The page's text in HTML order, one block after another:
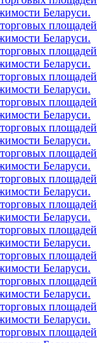
Беларуси.
площадей
Беларуси.
площадей
Беларуси.
площадей
Беларуси.
площадей
Беларуси.
площадей
Беларуси.
площадей
Беларуси.
площадей
Беларуси.
площадей
Беларуси.
площадей
Беларуси.
площадей
Беларуси.
площадей
Беларуси.
площадей
Беларуси.
площадей